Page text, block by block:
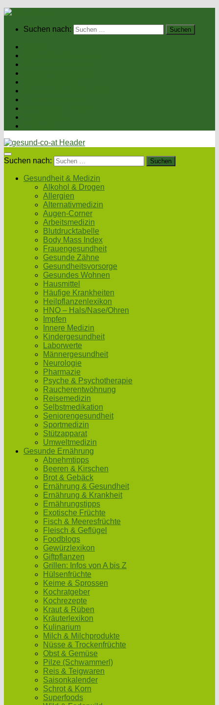
Suchen nach:
Suchen nach:
Gesundheit & Medizin
Alkohol & Drogen
Allergien
Alternativmedizin
Augen-Corner
Arbeitsmedizin
Blutdrucktabelle
Body Mass Index
Frauengesundheit
Gesunde Zähne
Gesundheitsvorsorge
Gesundes Wohnen
Hausmittel
Häufige Krankheiten
Heilpflanzenlexikon
HNO – Hals/Nase/Ohren
Impfen
Innere Medizin
Kindergesundheit
Laborwerte
Männergesundheit
Neurologie
Pharmazie
Psyche & Psychotherapie
Raucherentwöhnung
Reisemedizin
Selbstmedikation
Seniorengesundheit
Sportmedizin
Stützapparat
Umweltmedizin
Gesunde Ernährung
Abnehmtipps
Beeren & Kirschen
Brot & Gebäck
Ernährung & Gesundheit
Ernährung & Krankheit
Ernährungstipps
Exotische Früchte
Fisch & Meeresfrüchte
Fleisch & Geflügel
Foodblogs
Gewürzlexikon
Giftpflanzen
Grillen: Infos von A bis Z
Hülsenfrüchte
Keime & Sprossen
Kochratgeber
Kochrezepte
Kraut & Rüben
Kräuterlexikon
Kulinarium
Milch & Milchprodukte
Nüsse & Trockenfrüchte
Obst & Gemüse
Pilze (Schwammerl)
Reis & Teigwaren
Saisonkalender
Schrot & Korn
Superfoods